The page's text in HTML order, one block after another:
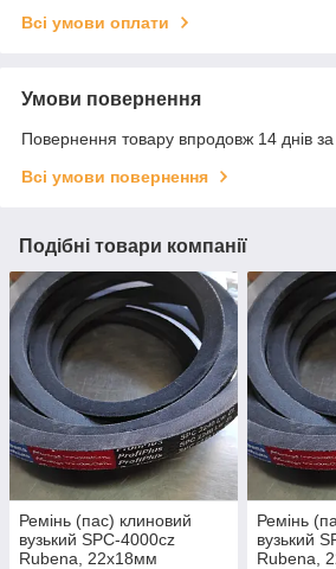
Всі умови оплати
Умови повернення
Повернення товару впродовж 14 днів
Всі умови повернення
Подібні товари компанії
Ремінь (пас) клиновий
вузький SPC-4000cz
Rubena, 22х18мм
Ремінь
вузький
Rubena,